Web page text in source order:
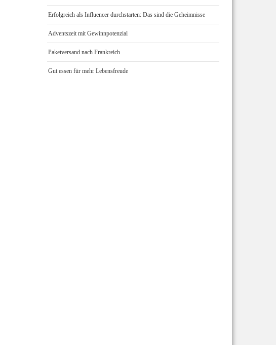
Erfolgreich als Influencer durchstarten: Das sind die Geheimnisse
Adventszeit mit Gewinnpotenzial
Paketversand nach Frankreich
Gut essen für mehr Lebensfreude